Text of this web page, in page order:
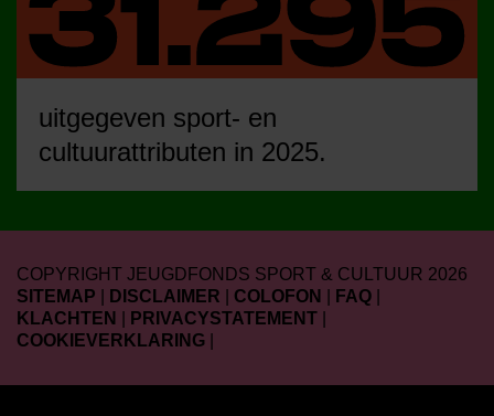
uitgegeven sport- en
cultuurattributen in 2025.
COPYRIGHT JEUGDFONDS SPORT & CULTUUR 2026
SITEMAP
DISCLAIMER COLOFON FAQ
KLACHTEN
PRIVACYSTATEMENT
COOKIEVERKLARING